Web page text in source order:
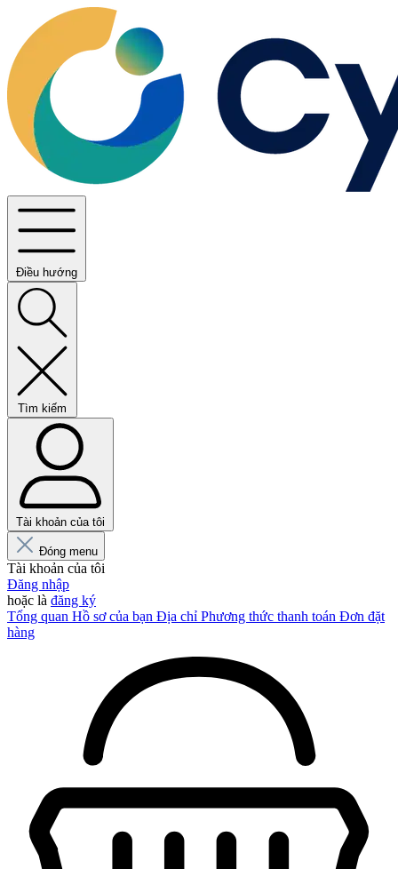
Điều hướng
Tìm kiếm
Tài khoản của tôi
Đóng menu
Tài khoản của tôi
Đăng nhập
hoặc là đăng ký
Tổng quan Hồ sơ của bạn Địa chỉ Phương thức thanh toán Đơn đặt
hàng